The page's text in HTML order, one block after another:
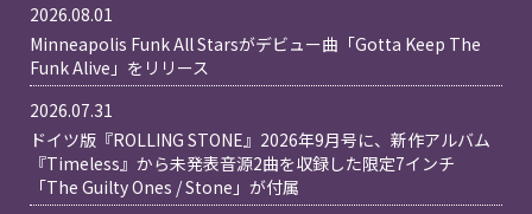
2026.08.01
Minneapolis Funk All Starsがデビュー曲「Gotta Keep The
Funk Alive」をリリース
2026.07.31
ドイツ版『ROLLING STONE』2026年9月号に、新作アルバム
『Timeless』から未発表音源2曲を収録した限定7インチ
「The Guilty Ones / Stone」が付属